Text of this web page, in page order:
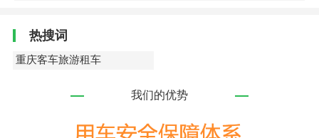
热搜词
重庆客车旅游租车
我们的优势